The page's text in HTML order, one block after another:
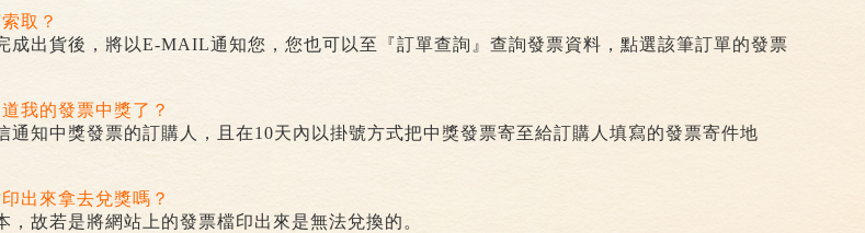
取？
成出貨後，將以E-MAIL通知您，您也可以至『訂單查詢』查詢發票資料，點選該筆訂單的發票
我的發票中獎了？
通知中獎發票的訂購人，且在10天內以掛號方式把中獎發票寄至給訂購人填寫的發票寄件地
出來拿去兌獎嗎？
故若是將網站上的發票檔印出來是無法兌換的。